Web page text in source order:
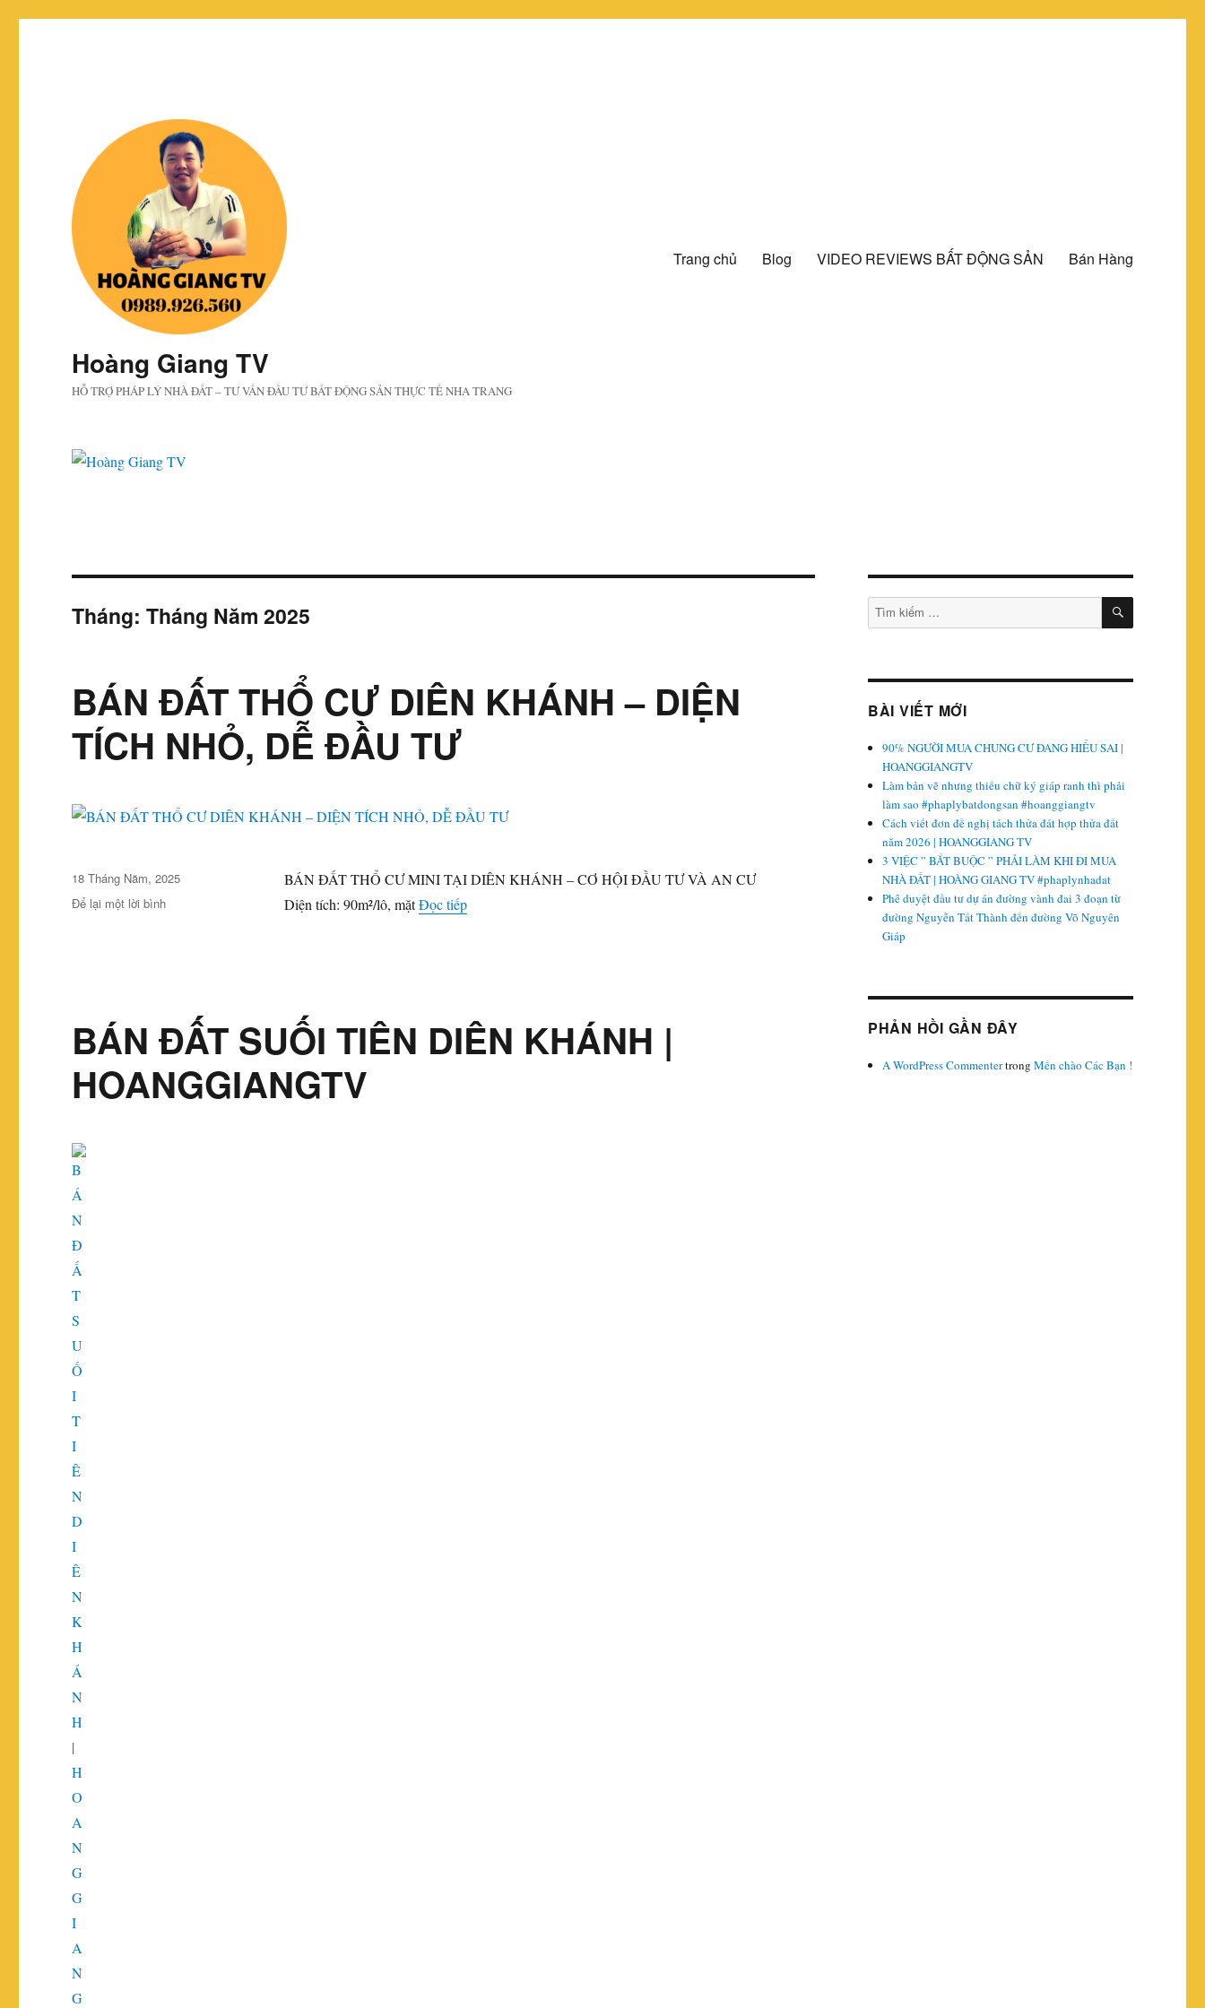
Hoàng Giang TV
HỖ TRỢ PHÁP LÝ NHÀ ĐẤT – TƯ VẤN ĐẦU TƯ BẤT ĐỘNG SẢN THỰC TẾ NHA TRANG
Trang chủ Blog VIDEO REVIEWS BẤT ĐỘNG SẢN Bán Hàng
Tháng:Tháng Năm 2025
BÁN ĐẤT THỔ CƯ DIÊN KHÁNH – DIỆN
TÍCH NHỎ, DỄ ĐẦU TƯ
BÁN ĐẤT THỔ CƯ MINI TẠI DIÊN KHÁNH – CƠ HỘI ĐẦU TƯ VÀ AN CƯ
Diện tích: 90m²/lô, mặtĐọc tiếp“BÁN ĐẤT THỔ CƯ DIÊN KHÁNH – DIỆN TÍCH NHỎ, DỄ ĐẦU TƯ”
Đăng
vào
ngày
18 Tháng Năm, 2025
Để lại một lời bìnhở
KHÁNH
–
DIỆN
TÍCH
NHỎ,
BÁN ĐẤT SUỐI TIÊN DIÊN KHÁNH |
HOANGGIANGTV
Tìm
kiếm:
TÌM
BÀI VIẾT MỚI
90% NGƯỜI MUA CHUNG CƯ ĐANG HIỂU SAI |
HOANGGIANGTV
Làm bản vẽ nhưng thiếu chữ ký giáp ranh thì phải
làm sao #phaplybatdongsan #hoanggiangtv
Cách viết đơn đề nghị tách thửa đát hợp thửa đất
năm 2026 | HOANGGIANG TV
3 VIỆC ” BẮT BUỘC ” PHẢI LÀM KHI ĐI MUA
NHÀ ĐẤT | HOÀNG GIANG TV #phaplynhadat
Phê duyệt đầu tư dự án đường vành đai 3 đoạn từ
đường Nguyễn Tất Thành đến đường Võ Nguyên
Giáp
PHẢN HỒI GẦN ĐÂY
A WordPress CommentertrongMến chào Các Bạn !